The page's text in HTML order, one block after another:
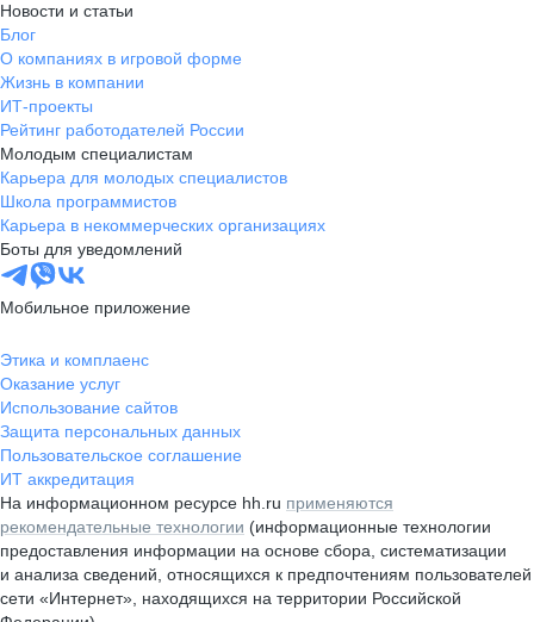
Новости и статьи
Блог
О компаниях в игровой форме
Жизнь в компании
ИТ-проекты
Рейтинг работодателей России
Молодым специалистам
Карьера для молодых специалистов
Школа программистов
Карьера в некоммерческих организациях
Боты для уведомлений
Мобильное приложение
Этика и комплаенс
Оказание услуг
Использование сайтов
Защита персональных данных
Пользовательское соглашение
ИТ аккредитация
На информационном ресурсе hh.ru применяются
рекомендательные технологии (информационные технологии
предоставления информации на основе сбора, систематизации
и анализа сведений, относящихся к предпочтениям пользователей
сети «Интернет», находящихся на территории Российской